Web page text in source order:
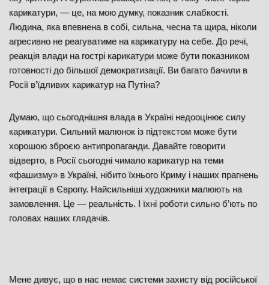
карикатури, — це, на мою думку, показник слабкості.
Людина, яка впевнена в собі, сильна, чесна та щира, ніколи
агресивно не реагуватиме на карикатуру на себе. До речі,
реакція влади на гострі карикатури може бути показником
готовності до більшої демократизації. Ви багато бачили в
Росії в’їдливих карикатур на Путіна?
Думаю, що сьогоднішня влада в Україні недооцінює силу
карикатури. Сильний малюнок із підтекстом може бути
хорошою зброєю антипропаганди. Давайте говорити
відверто, в Росії сьогодні чимало карикатур на теми
«фашизму» в Україні, нібито їхнього Криму і наших прагнень
інтеграції в Європу. Найсильніші художники малюють на
замовлення. Це — реальність. І їхні роботи сильно б’ють по
головах наших глядачів.
Мене дивує, що в нас немає системи захисту від російської